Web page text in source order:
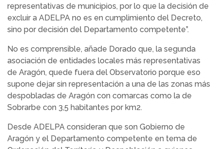
representativas de municipios, por lo que la decisión de
excluir a ADELPA no es en cumplimiento del Decreto,
sino por decisión del Departamento competente”.
No es comprensible, añade Dorado que, la segunda
asociación de entidades locales más representativas
de Aragón, quede fuera del Observatorio porque eso
supone dejar sin representación a una de las zonas más
despobladas de Aragón con comarcas como la de
Sobrarbe con 3,5 habitantes por km2.
Desde ADELPA consideran que son Gobierno de
Aragón y el Departamento competente en tema de